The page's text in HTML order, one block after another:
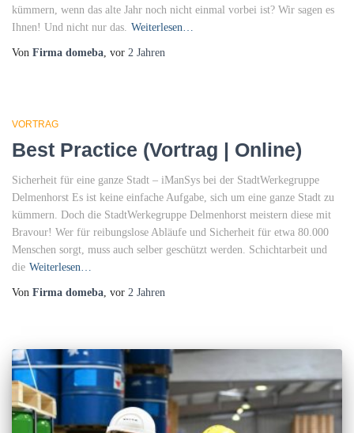
kümmern, wenn das alte Jahr noch nicht einmal vorbei ist? Wir sagen es
Ihnen! Und nicht nur das. Weiterlesen…
Von Firma domeba , vor 2 Jahren
VORTRAG
Best Practice (Vortrag | Online)
Sicherheit für eine ganze Stadt – iManSys bei der StadtWerkegruppe
Delmenhorst Es ist keine einfache Aufgabe, sich um eine ganze Stadt zu
kümmern. Doch die StadtWerkegruppe Delmenhorst meistern diese mit
Bravour! Wer für reibungslose Abläufe und Sicherheit für etwa 80.000
Menschen sorgt, muss auch selber geschützt werden. Schichtarbeit und
die Weiterlesen…
Von Firma domeba , vor 2 Jahren